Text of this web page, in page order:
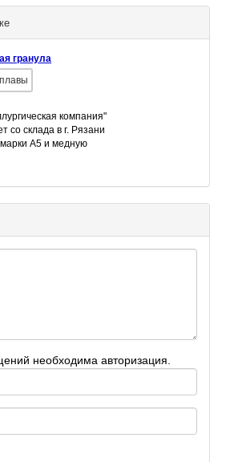
гранула
компания"
со склада в г. Рязани
А5 и медную
необходима авторизация.